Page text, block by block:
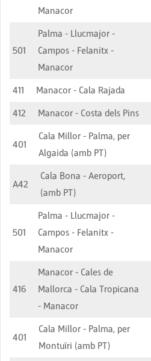
Manacor
501
Palma - Llucmajor -
Campos - Felanitx -
Manacor
411 Manacor - Cala Rajada
412
Manacor - Costa dels Pins
401
Cala Millor - Palma, per
Algaida (amb PT)
A42
Cala Bona - Aeroport,
(amb PT)
501
Palma - Llucmajor -
Campos - Felanitx -
Manacor
416
Manacor - Cales de
Mallorca - Cala Tropicana
- Manacor
401
Cala Millor - Palma, per
Montuïri (amb PT)